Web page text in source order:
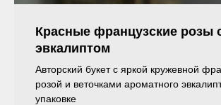
Красные французские розы
эвкалиптом
Авторский букет с яркой кружевной
розой и веточками ароматного
упаковке